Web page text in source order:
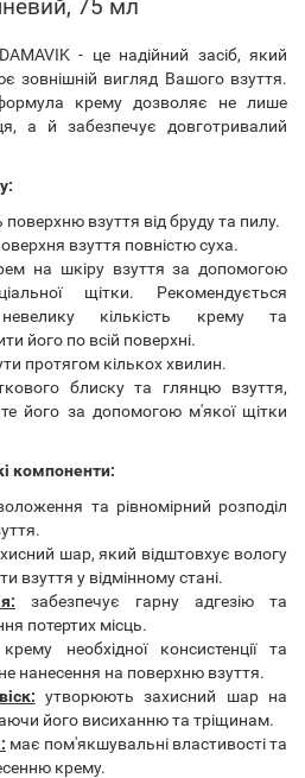
75 мл
- це надійний засіб, який
зовнішній вигляд Вашого взуття.
крему дозволяє не лише
а й забезпечує довготривалий
взуття від бруду та пилу.
взуття повністю суха.
на шкіру взуття за допомогою
щітки. Рекомендується
невелику кількість крему та
його по всій поверхні.
протягом кількох хвилин.
блиску та глянцю взуття,
його за допомогою м'якої щітки
компоненти:
та рівномірний розподіл
шар, який відштовхує вологу
взуття у відмінному стані.
забезпечує гарну адгезію та
потертих місць.
необхідної консистенції та
нанесення на поверхню взуття.
утворюють захисний шар на
його висиханню та тріщинам.
має пом'якшувальні властивості та
крему.